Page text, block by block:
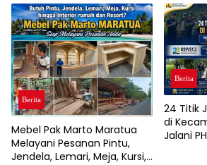
BERSIH
Berita
Mebel Pak Marto Maratua
Melayani Pesanan Pintu,
Jendela, Lemari, Meja, Kursi,
Berita
24 Titik
di
Jalani